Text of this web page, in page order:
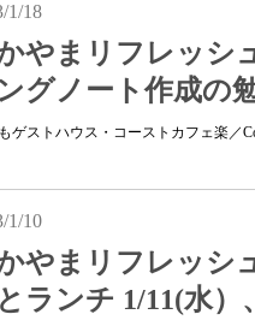
1/18
やまリフレッシ
グノート作成
ゲストハウス・コーストカフェ楽／
1/10
やまリフレッシ
ランチ 1/11(水）